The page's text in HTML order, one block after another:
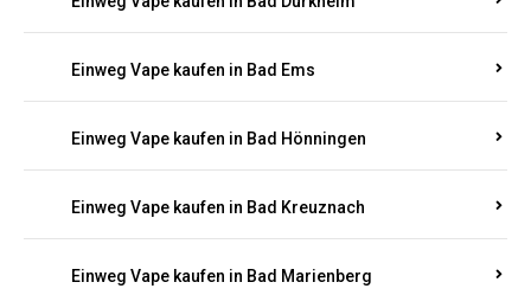
Einweg Vape kaufen in Bad Ems
Einweg Vape kaufen in Bad Hönningen
Einweg Vape kaufen in Bad Kreuznach
Einweg Vape kaufen in Bad Marienberg